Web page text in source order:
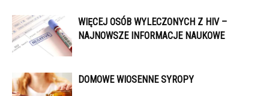
WIĘCEJ OSÓB WYLECZONYCH Z HIV –
NAJNOWSZE INFORMACJE NAUKOWE
DOMOWE WIOSENNE SYROPY